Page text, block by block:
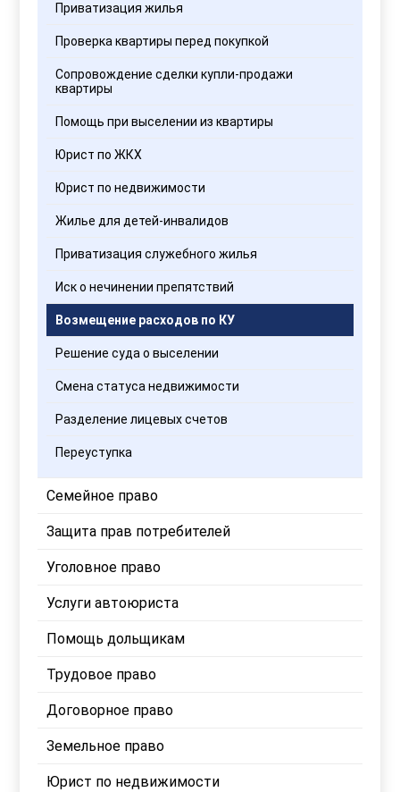
Приватизация жилья
Проверка квартиры перед покупкой
Сопровождение сделки купли-продажи
квартиры
Помощь при выселении из квартиры
Юрист по ЖКХ
Юрист по недвижимости
Жилье для детей-инвалидов
Приватизация служебного жилья
Иск о нечинении препятствий
Возмещение расходов по КУ
Решение суда о выселении
Смена статуса недвижимости
Разделение лицевых счетов
Переуступка
Семейное право
Защита прав потребителей
Уголовное право
Услуги автоюриста
Помощь дольщикам
Трудовое право
Договорное право
Земельное право
Юрист по недвижимости